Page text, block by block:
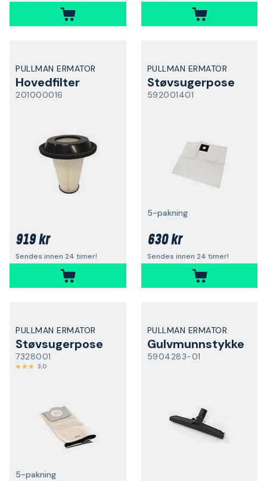
PULLMAN ERMATOR
Hovedfilter
201000016
919 kr
Sendes innen 24 timer!
PULLMAN ERMATOR
Støvsugerpose
592001401
5-pakning
630 kr
Sendes innen 24 timer!
PULLMAN ERMATOR
Støvsugerpose
7328001
3,0
5-pakning
PULLMAN ERMATOR
Gulvmunnstykke
5904283-01